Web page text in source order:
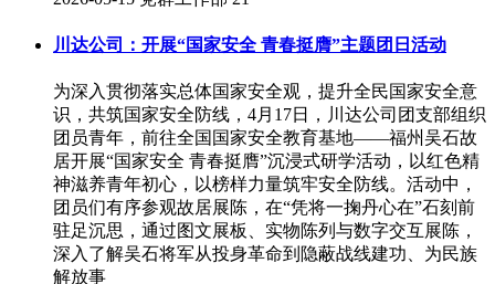
川达公司：开展“国家安全 青春挺膺”主题团日活动
为深入贯彻落实总体国家安全观，提升全民国家安全意
识，共筑国家安全防线，4月17日，川达公司团支部组织
团员青年，前往全国国家安全教育基地——福州吴石故
居开展“国家安全 青春挺膺”沉浸式研学活动，以红色精
神滋养青年初心，以榜样力量筑牢安全防线。活动中，
团员们有序参观故居展陈，在“凭将一掬丹心在”石刻前
驻足沉思，通过图文展板、实物陈列与数字交互展陈，
深入了解吴石将军从投身革命到隐蔽战线建功、为民族
解放事